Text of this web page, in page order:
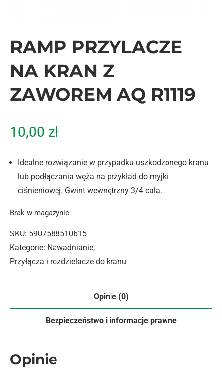
RAMP PRZYLACZE
NA KRAN Z
ZAWOREM AQ R1119
10,00 zł
Idealne rozwiązanie w przypadku uszkodzonego kranu
lub podłączania węża na przykład do myjki
ciśnieniowej. Gwint wewnętrzny 3/4 cala.
Brak w magazynie
SKU: 5907588510615
Kategorie: Nawadnianie,
Przyłącza i rozdzielacze do kranu
Opinie (0)
Bezpieczeństwo i informacje prawne
Opinie